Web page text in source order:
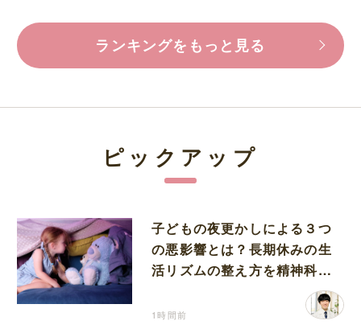
ランキングをもっと見る
ピックアップ
子どもの夜更かしによる３つ
の悪影響とは？長期休みの生
活リズムの整え方を精神科医
1時間前